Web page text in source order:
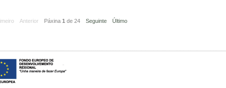
Anterior Páxina 1 de 24 Seguinte Último